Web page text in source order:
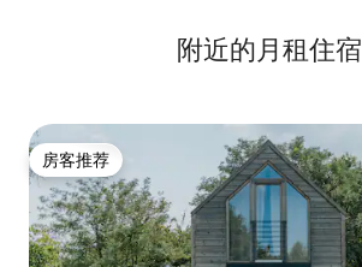
附近的月租住宿
房客推荐
房客推荐